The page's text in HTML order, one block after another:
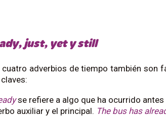
just, yet y still
cuatro adverbios de tiempo también son
se refiere a algo que ha ocurrido
auxiliar y el principal. The bus has